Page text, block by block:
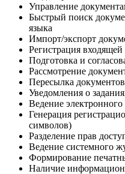
Управление
Быстрый поиск
языка
Импорт/экспорт
Регистрация
Подготовка и
Рассмотрение
Пересылка
Уведомления о
Ведение
Генерация
символов)
Разделение прав
Ведение системного
Формирование
Наличие